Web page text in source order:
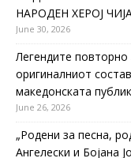
НАРОДЕН ХЕРОЈ
June 30, 2026
Легендите повторно
оригиналниот
македонската
June 26, 2026
„Родени за песна,
Ангелески и Бојана